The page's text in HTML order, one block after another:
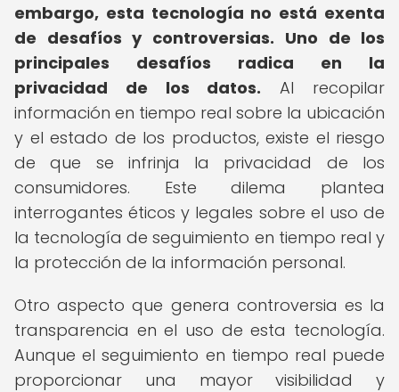
embargo, esta tecnología no está exenta
de desafíos y controversias. Uno de los
principales desafíos radica en la
privacidad de los datos. Al recopilar
información en tiempo real sobre la ubicación
y el estado de los productos, existe el riesgo
de que se infrinja la privacidad de los
consumidores. Este dilema plantea
interrogantes éticos y legales sobre el uso de
la tecnología de seguimiento en tiempo real y
la protección de la información personal.
Otro aspecto que genera controversia es la
transparencia en el uso de esta tecnología.
Aunque el seguimiento en tiempo real puede
proporcionar una mayor visibilidad y